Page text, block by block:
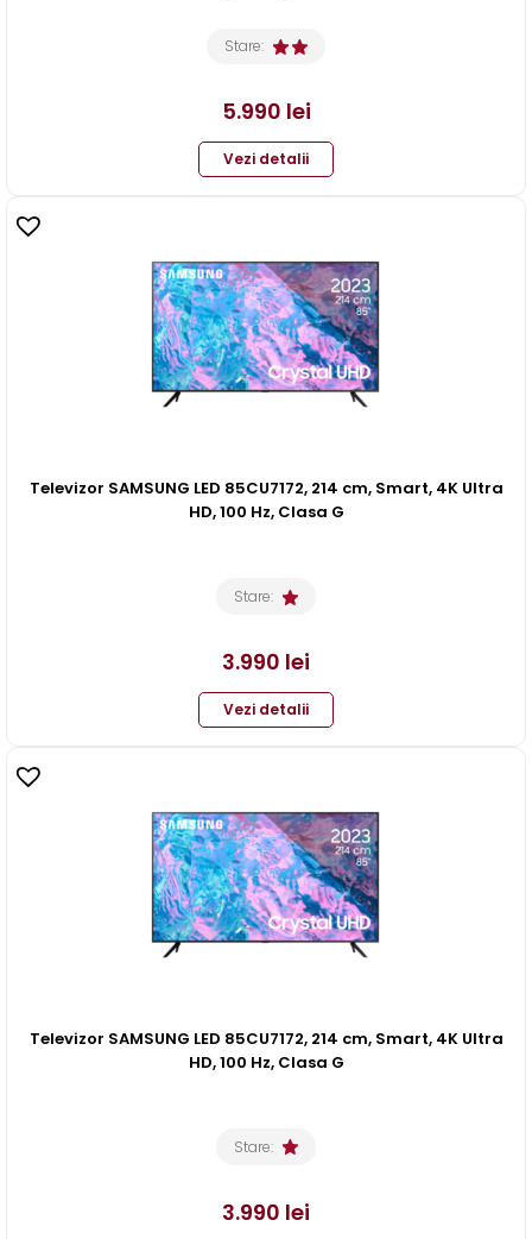
Stare:
5.990 lei
Vezi detalii
Televizor SAMSUNG LED 85CU7172, 214 cm, Smart, 4K Ultra
HD, 100 Hz, Clasa G
Stare:
3.990 lei
Vezi detalii
Televizor SAMSUNG LED 85CU7172, 214 cm, Smart, 4K Ultra
HD, 100 Hz, Clasa G
Stare:
3.990 lei